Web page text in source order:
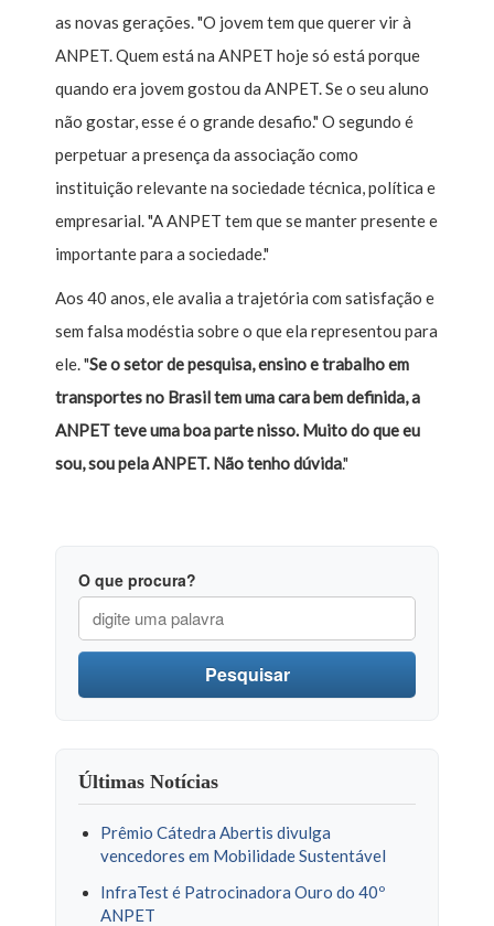
as novas gerações. "O jovem tem que querer vir à
ANPET. Quem está na ANPET hoje só está porque
quando era jovem gostou da ANPET. Se o seu aluno
não gostar, esse é o grande desafio." O segundo é
perpetuar a presença da associação como
instituição relevante na sociedade técnica, política e
empresarial. "A ANPET tem que se manter presente e
importante para a sociedade."
Aos 40 anos, ele avalia a trajetória com satisfação e
sem falsa modéstia sobre o que ela representou para
ele. "Se o setor de pesquisa, ensino e trabalho em
transportes no Brasil tem uma cara bem definida, a
ANPET teve uma boa parte nisso. Muito do que eu
sou, sou pela ANPET. Não tenho dúvida."
O que procura?
Pesquisar
Últimas Notícias
Prêmio Cátedra Abertis divulga
vencedores em Mobilidade Sustentável
InfraTest é Patrocinadora Ouro do 40º
ANPET